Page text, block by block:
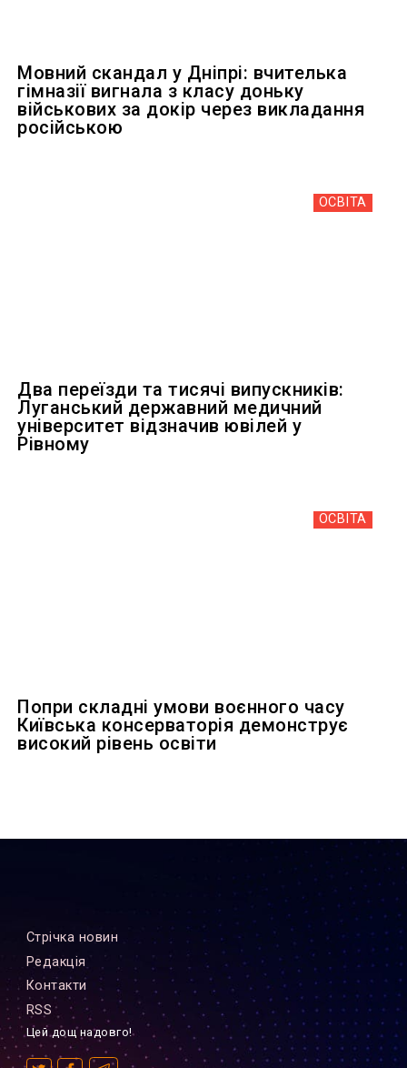
Мовний скандал у Дніпрі: вчителька
гімназії вигнала з класу доньку
військових за докір через викладання
російською
ОСВІТА
Два переїзди та тисячі випускників:
Луганський державний медичний
університет відзначив ювілей у
Рівному
ОСВІТА
Попри складні умови воєнного часу
Київська консерваторія демонструє
високий рівень освіти
Стрiчка новин
Редакцiя
Контакти
RSS
Цей дощ надовго!